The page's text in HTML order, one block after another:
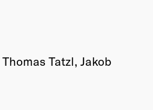
Tatzl, Jakob